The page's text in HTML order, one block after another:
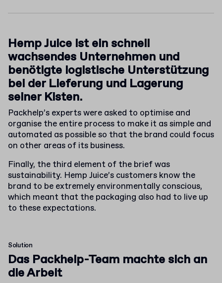
Hemp Juice ist ein schnell
wachsendes Unternehmen und
benötigte logistische Unterstützung
bei der Lieferung und Lagerung
seiner Kisten.
Packhelp’s experts were asked to optimise and
organise the entire process to make it as simple and
automated as possible so that the brand could focus
on other areas of its business.
Finally, the third element of the brief was
sustainability. Hemp Juice’s customers know the
brand to be extremely environmentally conscious,
which meant that the packaging also had to live up
to these expectations.
Solution
Das Packhelp-Team machte sich an
die Arbeit